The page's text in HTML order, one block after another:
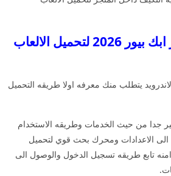
اسباب شهره متجر ابك بيور 2026 لتحميل الالعاب
يتطلب منك معرفه اولا طريقه التحميل
جدا من حيث الخدمات وطريقه الاستخدام
الى الاعدادات ومحرك بحث قوي لتحميل
امنه تابع طريقه تسجيل الدخول والوصول الى